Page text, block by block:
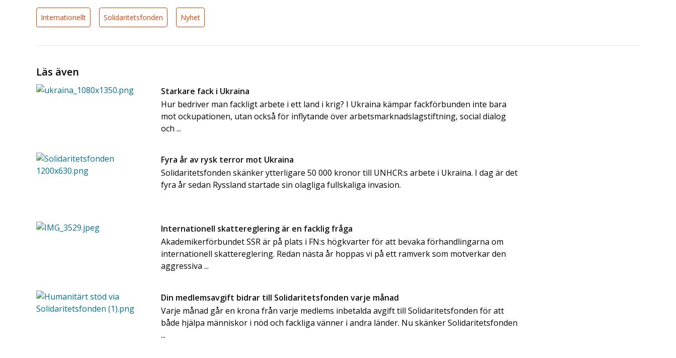
Internationellt Solidaritetsfonden Nyhet
Läs även
Starkare fack i Ukraina
Hur bedriver man fackligt arbete i ett land i krig? I Ukraina kämpar fackförbunden inte bara
mot ockupationen, utan också för inflytande över arbetsmarknadslagstiftning, social dialog
och ...
Fyra år av rysk terror mot Ukraina
Solidaritetsfonden skänker ytterligare 50 000 kronor till UNHCR:s arbete i Ukraina. I dag är det
fyra år sedan Ryssland startade sin olagliga fullskaliga invasion.
Internationell skattereglering är en facklig fråga
Akademikerförbundet SSR är på plats i FN:s högkvarter för att bevaka förhandlingarna om
internationell skattereglering. Redan nästa år hoppas vi på ett ramverk som motverkar den
aggressiva ...
Din medlemsavgift bidrar till Solidaritetsfonden varje månad
Varje månad går en krona från varje medlems inbetalda avgift till Solidaritetsfonden för att
både hjälpa människor i nöd och fackliga vänner i andra länder. Nu skänker Solidaritetsfonden
...